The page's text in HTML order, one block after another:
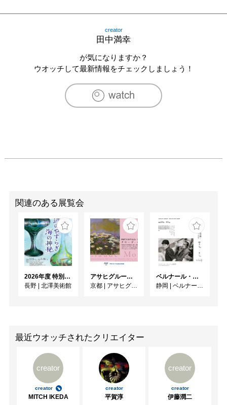
creator
田中満幸
が気になりますか？
ウオッチして最新情報をチェックしましょう！
関連のある展覧会
2026年度 特別展「ガレとドーム、アール･ヌーヴォーのガラス 水辺のやすらぎ、海の神秘」
長野 | 北澤美術館
アサヒグループ大山崎山荘美術館 開館30周年記念展「没後100年 クロード・モネ」
京都 | アサヒグループ大山崎山荘美術館
ベルナール・ビュフェと写真 ーカメラがとらえたビュフェとその時代、そして21 世紀へ
静岡 | ベルナール・ビュフェ美術館
最近ウオッチされたクリエイター
creator
creator
MITCH IKEDA
creator
平賀淳
creator
creator
伊藤潤二